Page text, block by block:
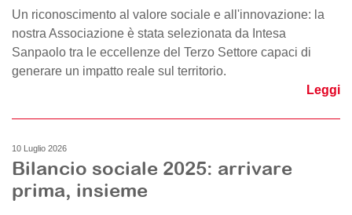
Un riconoscimento al valore sociale e all'innovazione: la
nostra Associazione è stata selezionata da Intesa
Sanpaolo tra le eccellenze del Terzo Settore capaci di
generare un impatto reale sul territorio.
Leggi
10 Luglio 2026
Bilancio sociale 2025: arrivare
prima, insieme